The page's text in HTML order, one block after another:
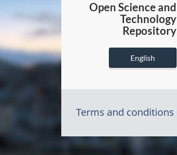
Open Science and
Technology
Repository
English
Terms and conditions